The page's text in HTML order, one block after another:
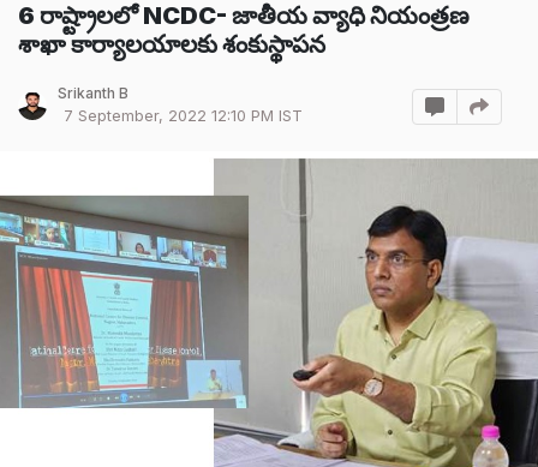
6 రాష్ట్రాలలో NCDC- జాతీయ వ్యాధి నియంత్రణ
శాఖా కార్యాలయాలకు శంకుస్థాపన
Srikanth B
7 September, 2022 12:10 PM IST